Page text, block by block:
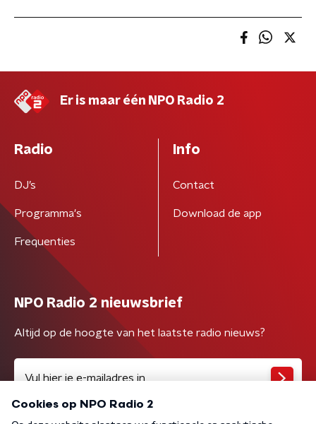
Er is maar één NPO Radio 2
Radio
DJ’s
Programma's
Frequenties
Info
Contact
Download de app
NPO Radio 2 nieuwsbrief
Altijd op de hoogte van het laatste radio nieuws?